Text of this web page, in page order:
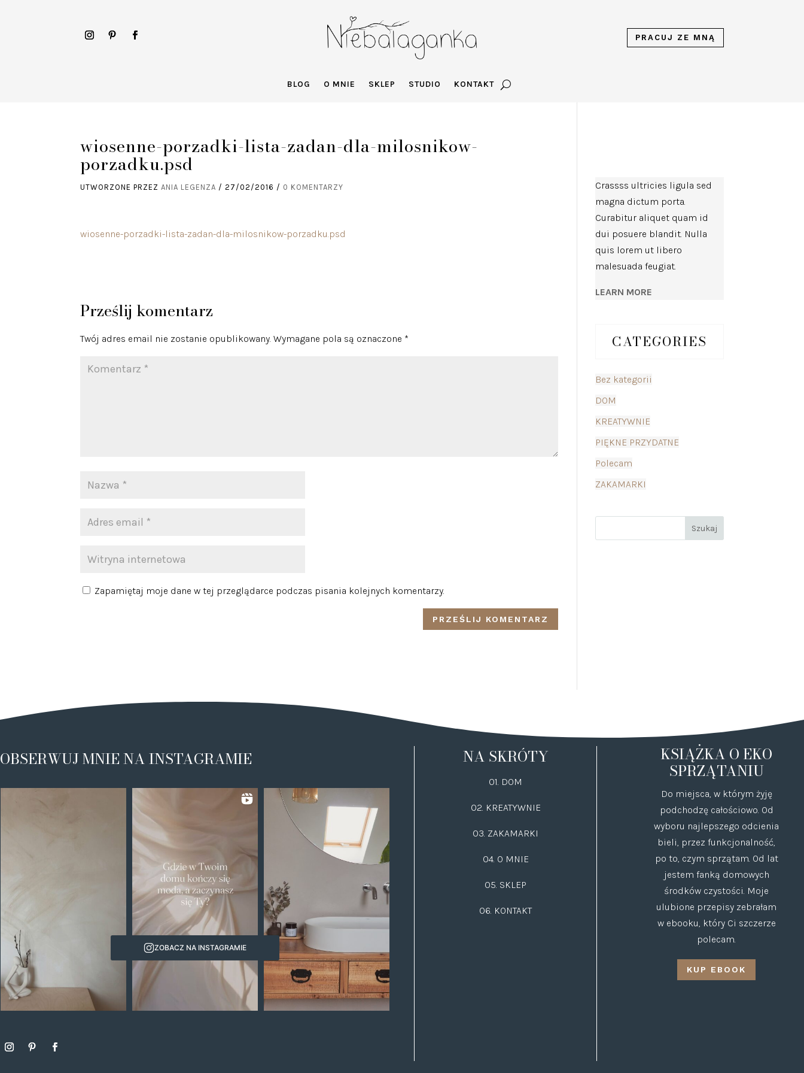
PRACUJ ZE MNĄ
BLOG O MNIE SKLEP STUDIO KONTAKT
wiosenne-porzadki-lista-zadan-dla-milosnikow-
porzadku.psd
UTWORZONE PRZEZANIA LEGENZA /27/02/2016 / 0 KOMENTARZY
wiosenne-porzadki-lista-zadan-dla-milosnikow-porzadku.psd
Prześlij komentarz
Twój adres email nie zostanie opublikowany. Wymagane pola są oznaczone *
Zapamiętaj moje dane w tej przeglądarce podczas pisania kolejnych komentarzy.
Crassss ultricies ligula sed
magna dictum porta.
Curabitur aliquet quam id
dui posuere blandit. Nulla
quis lorem ut libero
malesuada feugiat.
LEARN MORE
CATEGORIES
Bez kategorii
DOM
KREATYWNIE
PIĘKNE PRZYDATNE
Polecam
ZAKAMARKI
OBSERWUJ MNIE NA INSTAGRAMIE
ZOBACZ NA INSTAGRAMIE
NA SKRÓTY
01. DOM
02. KREATYWNIE
03. ZAKAMARKI
04. O MNIE
05. SKLEP
06. KONTAKT
KSIĄŻKA O EKO
SPRZĄTANIU
Do miejsca, w którym żyję
podchodzę całościowo. Od
wyboru najlepszego odcienia
bieli, przez funkcjonalność,
po to, czym sprzątam. Od lat
jestem fanką domowych
środków czystości. Moje
ulubione przepisy zebrałam
w ebooku, który Ci szczerze
polecam.
KUP EBOOK